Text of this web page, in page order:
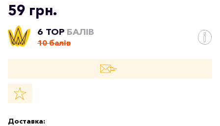
59 грн.
6 TOP БАЛІВ
10 балів
Доставка: